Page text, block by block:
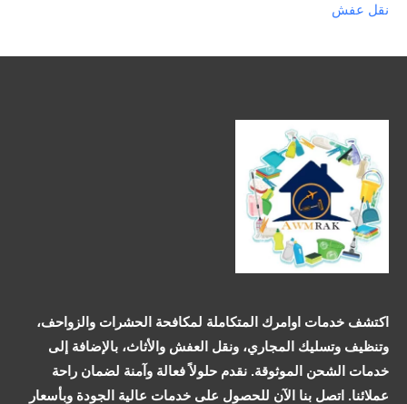
نقل عفش
اكتشف خدمات اوامرك المتكاملة لمكافحة الحشرات والزواحف،
وتنظيف وتسليك المجاري، ونقل العفش والأثاث، بالإضافة إلى
خدمات الشحن الموثوقة. نقدم حلولاً فعالة وآمنة لضمان راحة
عملائنا. اتصل بنا الآن للحصول على خدمات عالية الجودة وبأسعار